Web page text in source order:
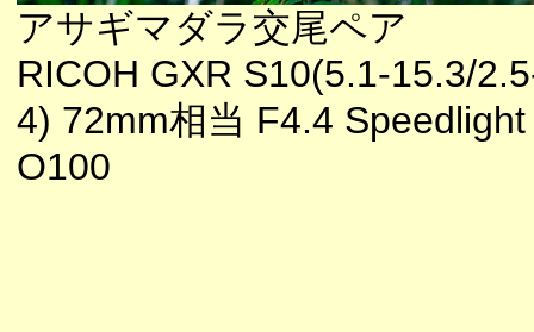
アサギマダラ交尾ペア
RICOH GXR S10(5.1-15.3/
4) 72mm相当 F4.4 Speedlight
O100